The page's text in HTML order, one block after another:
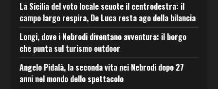
La Sicilia del voto locale scuote il centrodestra: il
campo largo respira, De Luca resta ago della bilancia
Longi, dove i Nebrodi diventano avventura: il borgo
che punta sul turismo outdoor
Angelo Pidalà, la seconda vita nei Nebrodi dopo 27
anni nel mondo dello spettacolo